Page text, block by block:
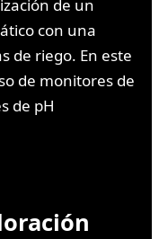
de un
con una
de riego. En este
de monitores de
de pH